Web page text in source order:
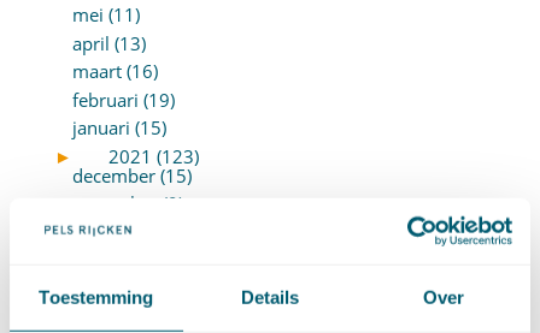
Toestemming Details Over
mei (11)
april (13)
maart (16)
februari (19)
januari (15)
►
2021 (123)
december (15)
november (9)
oktober (13)
augustus (7)